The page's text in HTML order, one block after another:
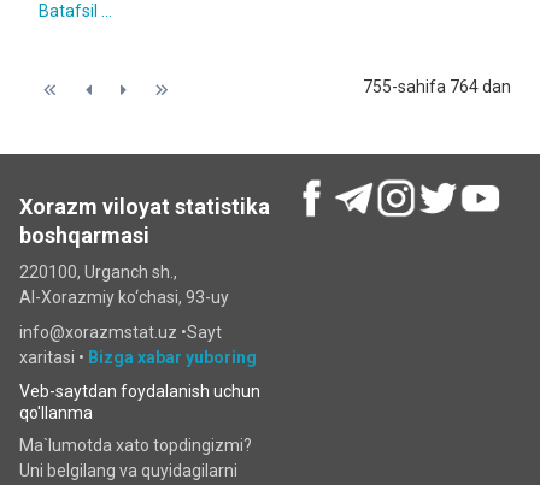
Batafsil ...
755-sahifa 764 dan
Xorazm viloyat statistika
boshqarmasi
220100, Urganch sh.,
Al-Xorazmiy ko‘chаsi, 93-uy
info@xorazmstat.uz •Sayt
xaritasi • Bizga xabar yuboring
Veb-saytdan foydalanish uchun
qo'llanma
Ma`lumotda xato topdingizmi?
Uni belgilang va quyidagilarni